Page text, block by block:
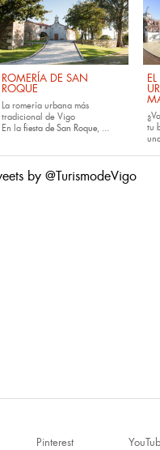
ROMERÍA DE SAN
ROQUE
La romería urbana más
tradicional de Vigo
En la fiesta de San Roque, ...
tu
by @TurismodeVigo
Pinterest